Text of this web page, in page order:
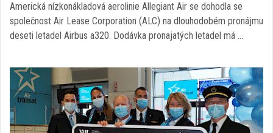
Americká nízkonákladová aerolinie Allegiant Air se dohodla se
společnost Air Lease Corporation (ALC) na dlouhodobém pronájmu
deseti letadel Airbus a320. Dodávka pronajatých letadel má …